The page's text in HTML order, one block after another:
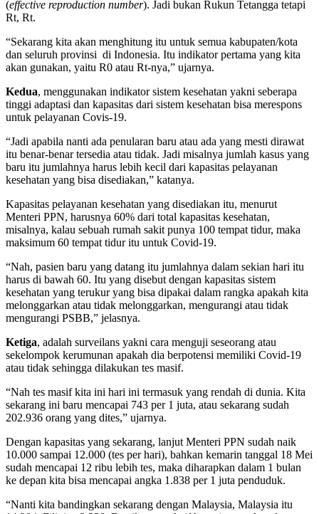
(effective reproduction number). Jadi bukan Rukun Tetangga tetapi
Rt, Rt.
“Sekarang kita akan menghitung itu untuk semua kabupaten/kota
dan seluruh provinsi di Indonesia. Itu indikator pertama yang kita
akan gunakan, yaitu R0 atau Rt-nya,” ujarnya.
Kedua, menggunakan indikator sistem kesehatan yakni seberapa
tinggi adaptasi dan kapasitas dari sistem kesehatan bisa merespons
untuk pelayanan Covis-19.
“Jadi apabila nanti ada penularan baru atau ada yang mesti dirawat
itu benar-benar tersedia atau tidak. Jadi misalnya jumlah kasus yang
baru itu jumlahnya harus lebih kecil dari kapasitas pelayanan
kesehatan yang bisa disediakan,” katanya.
Kapasitas pelayanan kesehatan yang disediakan itu, menurut
Menteri PPN, harusnya 60% dari total kapasitas kesehatan,
misalnya, kalau sebuah rumah sakit punya 100 tempat tidur, maka
maksimum 60 tempat tidur itu untuk Covid-19.
“Nah, pasien baru yang datang itu jumlahnya dalam sekian hari itu
harus di bawah 60. Itu yang disebut dengan kapasitas sistem
kesehatan yang terukur yang bisa dipakai dalam rangka apakah kita
melonggarkan atau tidak melonggarkan, mengurangi atau tidak
mengurangi PSBB,” jelasnya.
Ketiga, adalah surveilans yakni cara menguji seseorang atau
sekelompok kerumunan apakah dia berpotensi memiliki Covid-19
atau tidak sehingga dilakukan tes masif.
“Nah tes masif kita ini hari ini termasuk yang rendah di dunia. Kita
sekarang ini baru mencapai 743 per 1 juta, atau sekarang sudah
202.936 orang yang dites,” ujarnya.
Dengan kapasitas yang sekarang, lanjut Menteri PPN sudah naik
10.000 sampai 12.000 (tes per hari), bahkan kemarin tanggal 18 Mei
sudah mencapai 12 ribu lebih tes, maka diharapkan dalam 1 bulan
ke depan kita bisa mencapai angka 1.838 per 1 juta penduduk.
“Nanti kita bandingkan sekarang dengan Malaysia, Malaysia itu